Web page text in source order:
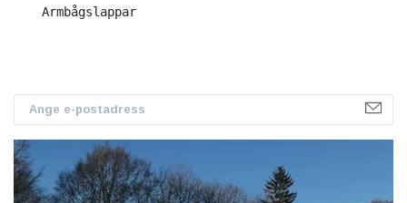
Armbågslappar